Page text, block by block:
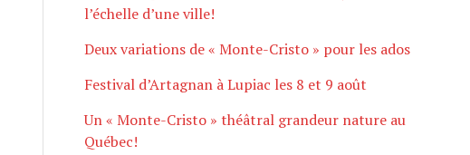
l’échelle d’une ville!
Deux variations de « Monte-Cristo » pour les ados
Festival d’Artagnan à Lupiac les 8 et 9 août
Un « Monte-Cristo » théâtral grandeur nature au
Québec!